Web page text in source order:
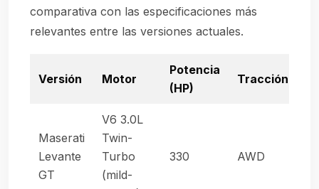
comparativa con las especificaciones más
relevantes entre las versiones actuales.
Versión Motor
Potencia
(HP)
Tracción
Maserati
Levante
GT
V6 3.0L
Twin-
Turbo
(mild-
330 AWD